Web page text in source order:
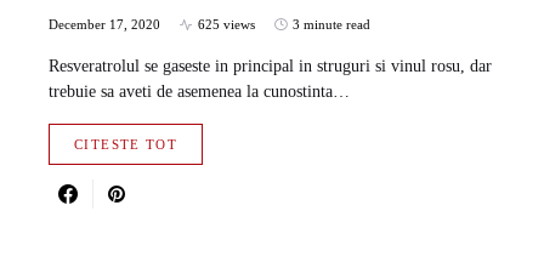
December 17, 2020 625 views 3 minute read
Resveratrolul se gaseste in principal in struguri si vinul rosu, dar
trebuie sa aveti de asemenea la cunostinta…
CITESTE TOT